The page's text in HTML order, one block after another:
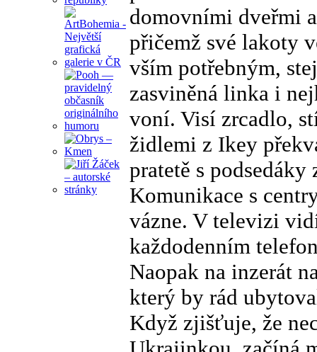
domovními dveřmi
přičemž své lakoty
vším potřebným,
zasviněná linka i
voní. Visí zrcadlo,
židlemi z Ikey
pratetě s
Komunikace s
vázne. V televizi
každodenním
Naopak na inzerát
který by rád
Když zjišťuje, že